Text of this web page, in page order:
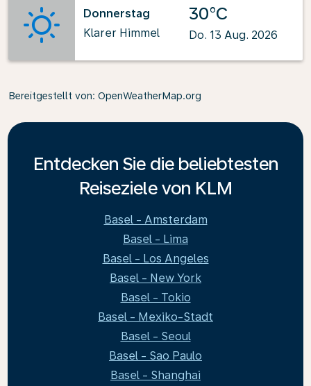
Donnerstag
Klarer Himmel
30°C
Do. 13 Aug. 2026
Bereitgestellt von: OpenWeatherMap.org
Entdecken Sie die beliebtesten
Reiseziele von KLM
Basel - Amsterdam
Basel - Lima
Basel - Los Angeles
Basel - New York
Basel - Tokio
Basel - Mexiko-Stadt
Basel - Seoul
Basel - Sao Paulo
Basel - Shanghai